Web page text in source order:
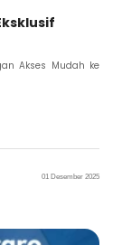
Akses Mudah ke
01 Desember 2025